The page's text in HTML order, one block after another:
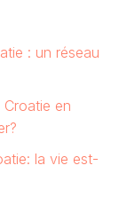
: un réseau
Croatie en
la vie est-